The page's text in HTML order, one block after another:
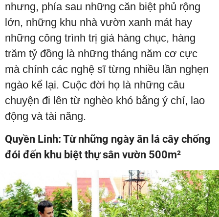
nhưng, phía sau những căn biệt phủ rộng
lớn, những khu nhà vườn xanh mát hay
những công trình trị giá hàng chục, hàng
trăm tỷ đồng là những tháng năm cơ cực
mà chính các nghệ sĩ từng nhiều lần nghẹn
ngào kể lại. Cuộc đời họ là những câu
chuyện đi lên từ nghèo khó bằng ý chí, lao
động và tài năng.
Quyền Linh: Từ những ngày ăn lá cây chống
đói đến khu biệt thự sân vườn 500m²